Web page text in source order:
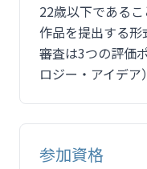
22歳以下であるこ
作品を提出する形
審査は3つの評価
ロジー・アイデア
参加資格